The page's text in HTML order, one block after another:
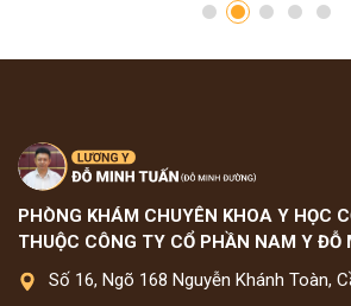
PHÒNG KHÁM CHUYÊN KHOA Y HỌC
THUỘC CÔNG TY CỔ PHẦN NAM Y ĐỖ
Số 16, Ngõ 168 Nguyễn Khánh Toàn,